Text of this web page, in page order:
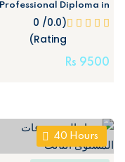
Professional Diploma in
Warehousing (Level5)
(0.0/ 0
Rating)
9500
Rs
40 Hours